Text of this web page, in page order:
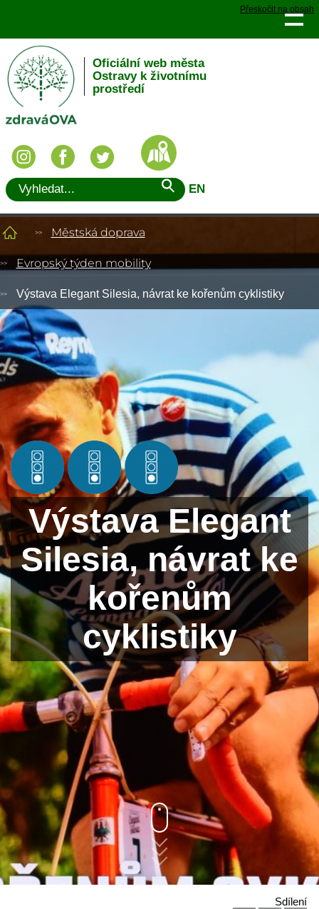
Přeskočit na obsah
Oficiální web města
Ostravy k životnímu
prostředí
EN
Městská doprava
Evropský týden mobility
Výstava Elegant Silesia, návrat ke kořenům cyklistiky
Výstava Elegant
Silesia, návrat ke
kořenům
cyklistiky
Sdílení